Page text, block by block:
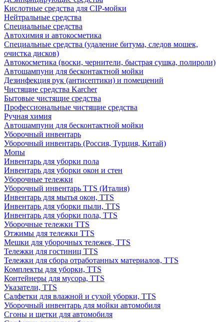
Кислотные средства для CIP-мойки
Нейтральные средства
Специальные средства
Автохимия и автокосметика
Специальные средства (удаление битума, следов мошек,
очистка дисков)
Автокосметика (воски, чернители, быстрая сушка, полироли)
Автошампуни для бесконтактной мойки
Дезинфекция рук (антисептики) и помещений
Чистящие средства Karcher
Бытовые чистящие средства
Профессиональные чистящие средства
Ручная химия
Автошампуни для бесконтактной мойки
Уборочный инвентарь
Уборочный инвентарь (Россия, Турция, Китай)
Мопы
Инвентарь для уборки пола
Инвентарь для уборки окон и стен
Уборочные тележки
Уборочный инвентарь TTS (Италия)
Инвентарь для мытья окон, TTS
Инвентарь для уборки пыли, TTS
Инвентарь для уборки пола, TTS
Уборочные тележки TTS
Отжимы для тележки TTS
Мешки для уборочных тележек, TTS
Тележки для гостиниц TTS
Тележки для сбора отработанных материалов, TTS
Комплекты для уборки, TTS
Контейнеры для мусора, TTS
Указатели, TTS
Салфетки для влажной и сухой уборки, TTS
Уборочный инвентарь для мойки автомобиля
Сгоны и щетки для автомобиля